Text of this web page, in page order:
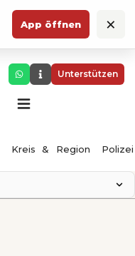
App öffnen ×
Unterstützen
Kreis & Region Polizei